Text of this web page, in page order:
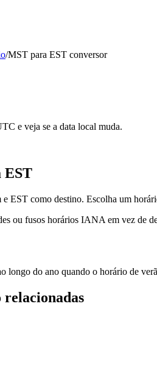
/MST para EST conversor
e veja se a data local muda.
EST
EST como destino. Escolha um
ou fusos horários IANA em vez de
longo do ano quando o horário de
relacionadas